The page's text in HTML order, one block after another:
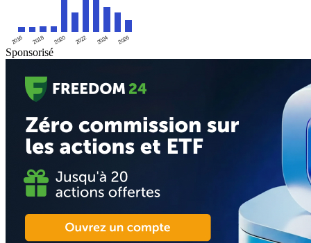
2016 2018 2020 2022 2024 2026
Sponsorisé